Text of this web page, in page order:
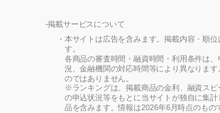
掲載サービスについて
本サイトは広告を含みます。掲載内容・順
す。
各商品の審査時間・融資時間・利用条件は
況、金融機関の対応時間等により異なりま
のではありません。
※ランキングは、掲載商品の金利、融資ス
の申込状況等をもとに当サイトが独自に集
品を含みます。情報は2026年6月時点のもの